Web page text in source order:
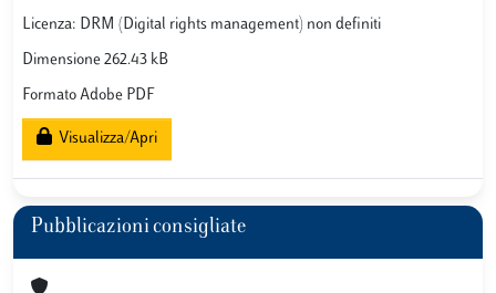
Licenza: DRM (Digital rights management) non definiti
Dimensione 262.43 kB
Formato Adobe PDF
Visualizza/Apri
Pubblicazioni consigliate